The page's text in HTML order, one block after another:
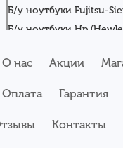
Б/у ноутбуки Fujitsu-
Б/у ноутбуки Hp
Б/у ноутбуки Asus
Б/у ноутбуки Samsung
О нас Акции
Оплата Гарантия
Контакты